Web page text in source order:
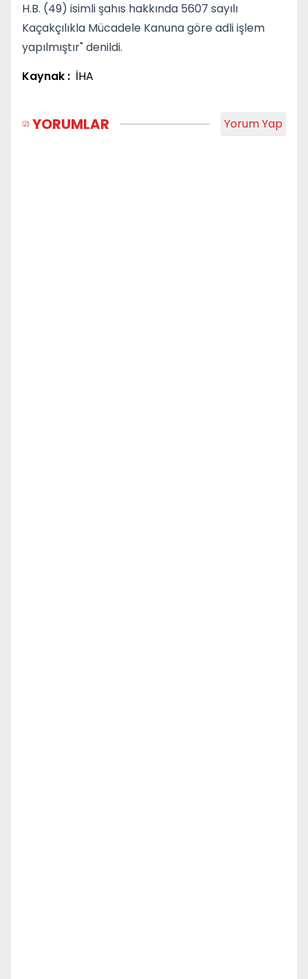
H.B. (49) isimli şahıs hakkında 5607 sayılı
Kaçakçılıkla Mücadele Kanuna göre adli işlem
yapılmıştır" denildi.
Kaynak : İHA
YORUMLAR Yorum Yap